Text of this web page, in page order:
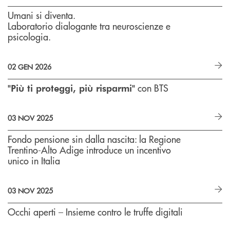
Umani si diventa.
Laboratorio dialogante tra neuroscienze e
psicologia.
02 GEN 2026
"Più ti proteggi, più risparmi" con BTS
03 NOV 2025
Fondo pensione sin dalla nascita: la Regione
Trentino-Alto Adige introduce un incentivo
unico in Italia
03 NOV 2025
Occhi aperti – Insieme contro le truffe digitali